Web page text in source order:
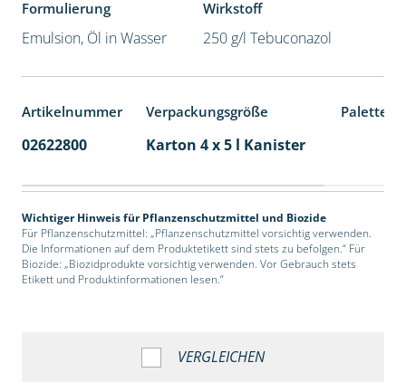
Formulierung
Emulsion, Öl in Wasser
Wirkstoff
250 g/l Tebuconazol
Artikelnummer Verpackungsgröße
02622800 Karton 4 x 5 l Kanister
Wichtiger Hinweis für Pflanzenschutzmittel und Biozide
Für Pflanzenschutzmittel: „Pflanzenschutzmittel vorsichtig verwenden.
Die Informationen auf dem Produktetikett sind stets zu befolgen.“ Für
Biozide: „Biozidprodukte vorsichtig verwenden. Vor Gebrauch stets
Etikett und Produktinformationen lesen.“
VERGLEICHEN